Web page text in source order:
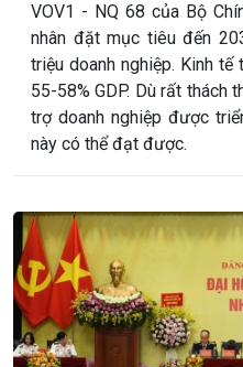
VOV1 - NQ 68 của Bộ
nhân đặt mục tiêu đến
triệu doanh nghiệp. Kinh
55-58% GDP. Dù rất thách
trợ doanh nghiệp được
này có thể đạt được.